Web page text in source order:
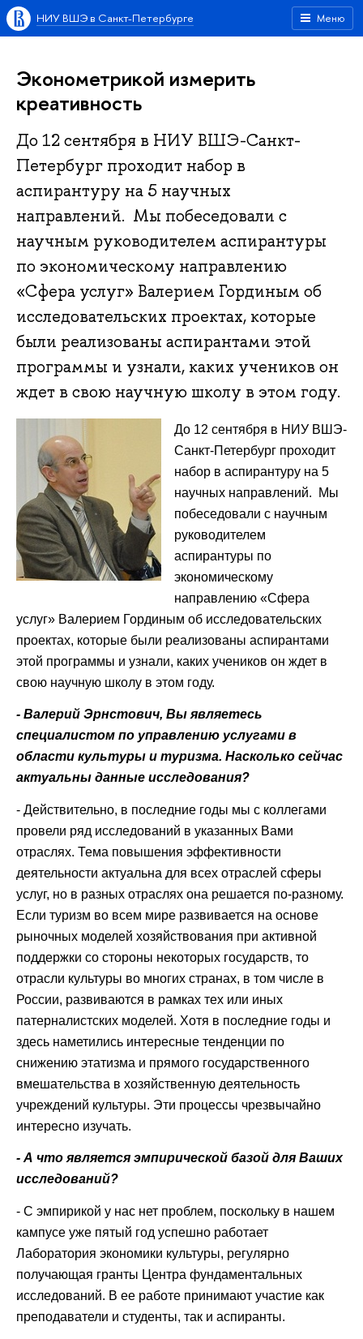
Меню
НИУ ВШЭ в Санкт-Петербурге
Эконометрикой измерить
креативность
До 12 сентября в НИУ ВШЭ-Санкт-
Петербург проходит набор в
аспирантуру на 5 научных
направлений. Мы побеседовали с
научным руководителем аспирантуры
по экономическому направлению
«Сфера услуг» Валерием Гординым об
исследовательских проектах, которые
были реализованы аспирантами этой
программы и узнали, каких учеников он
ждет в свою научную школу в этом году.
До 12 сентября в НИУ ВШЭ-
Санкт-Петербург проходит
набор в аспирантуру на 5
научных направлений. Мы
побеседовали с научным
руководителем
аспирантуры по
экономическому
направлению «Сфера
услуг» Валерием Гординым об исследовательских
проектах, которые были реализованы аспирантами
этой программы и узнали, каких учеников он ждет в
свою научную школу в этом году.
- Валерий Эрнстович, Вы являетесь
специалистом по управлению услугами в
области культуры и туризма. Насколько сейчас
актуальны данные исследования?
- Действительно, в последние годы мы с коллегами
провели ряд исследований в указанных Вами
отраслях. Тема повышения эффективности
деятельности актуальна для всех отраслей сферы
услуг, но в разных отраслях она решается по-разному.
Если туризм во всем мире развивается на основе
рыночных моделей хозяйствования при активной
поддержки со стороны некоторых государств, то
отрасли культуры во многих странах, в том числе в
России, развиваются в рамках тех или иных
патерналистских моделей. Хотя в последние годы и
здесь наметились интересные тенденции по
снижению этатизма и прямого государственного
вмешательства в хозяйственную деятельность
учреждений культуры. Эти процессы чрезвычайно
интересно изучать.
- А что является эмпирической базой для Ваших
исследований?
- С эмпирикой у нас нет проблем, поскольку в нашем
кампусе уже пятый год успешно работает
Лаборатория экономики культуры, регулярно
получающая гранты Центра фундаментальных
исследований. В ее работе принимают участие как
преподаватели и студенты, так и аспиранты.